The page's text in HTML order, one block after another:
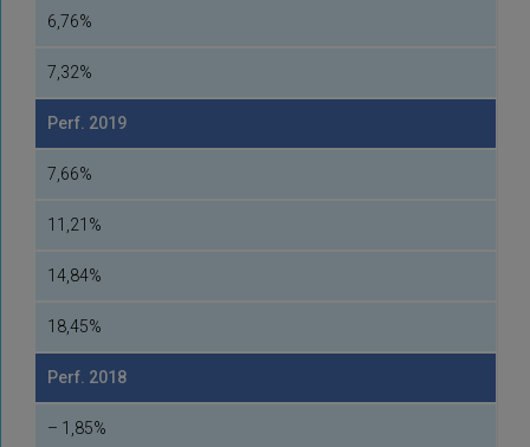
6,76%
7,32%
Perf. 2019
7,66%
11,21%
14,84%
18,45%
Perf. 2018
– 1,85%